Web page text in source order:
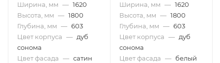
Ширина, мм — 1620
Высота, мм — 1800
Глубина, мм — 603
Цвет корпуса — дуб
сонома
Цвет фасада — сатин
Ширина, мм — 1620
Высота, мм — 1800
Глубина, мм — 603
Цвет корпуса — дуб
сонома
Цвет фасада — белый